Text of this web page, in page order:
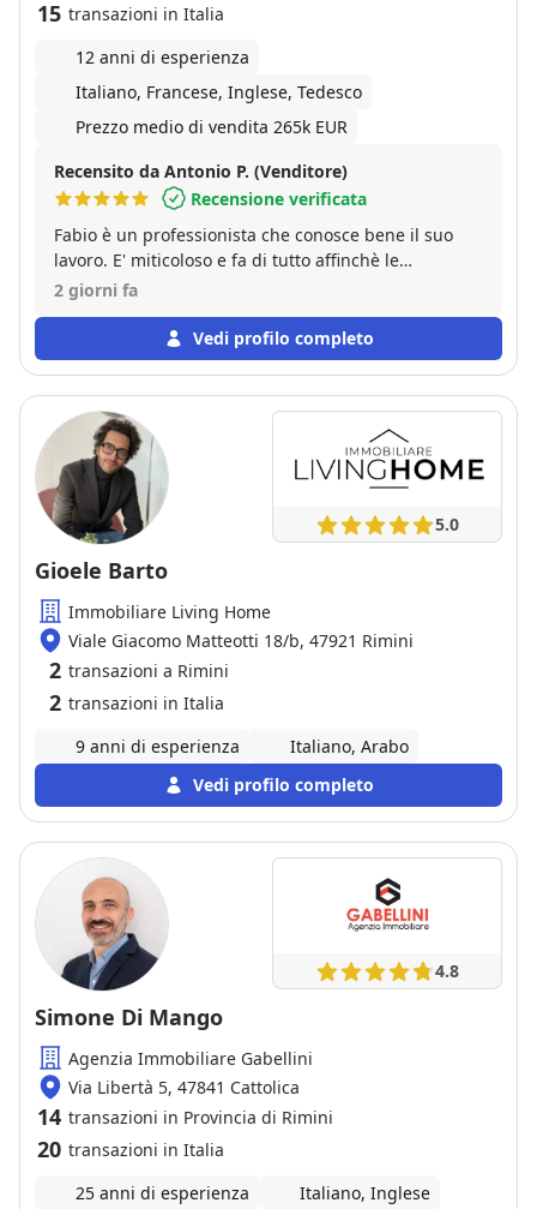
15 transazioni in Italia
12 anni di esperienza
Italiano, Francese, Inglese, Tedesco
Prezzo medio di vendita 265k EUR
Recensito da Antonio P. (Venditore)
Recensione verificata
Fabio è un professionista che conosce bene il suo
lavoro. E' miticoloso e fa di tutto affinchè le
operazioni vadano in porto limitando anche quei
varie trattative. Bravo e affidabile! Assolutamente
consigliato!
2 giorni fa
Vedi profilo completo
5.0
Gioele Barto
Immobiliare Living Home
Viale Giacomo Matteotti 18/b, 47921 Rimini
2 transazioni a Rimini
2 transazioni in Italia
9 anni di esperienza
Italiano, Arabo
Vedi profilo completo
4.8
Simone Di Mango
Agenzia Immobiliare Gabellini
Via Libertà 5, 47841 Cattolica
14 transazioni in Provincia di Rimini
20 transazioni in Italia
25 anni di esperienza
Italiano, Inglese